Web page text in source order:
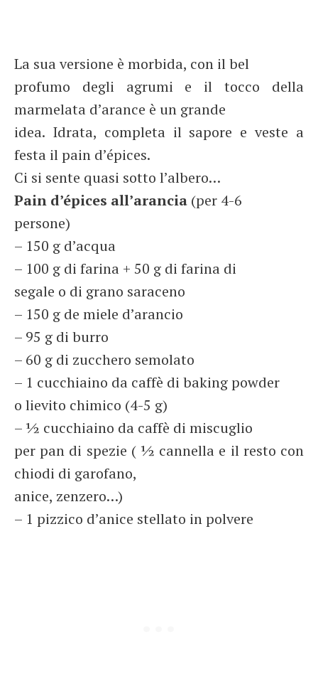
La sua versione è morbida, con il bel
profumo degli agrumi e il tocco della
marmelata d’arance è un grande
idea. Idrata, completa il sapore e veste a
festa il pain d’épices.
Ci si sente quasi sotto l’albero…
Pain d’épices all’arancia (per 4-6
persone)
– 150 g d’acqua
– 100 g di farina + 50 g di farina di
segale o di grano saraceno
– 150 g de miele d’arancio
– 95 g di burro
– 60 g di zucchero semolato
– 1 cucchiaino da caffè di baking powder
o lievito chimico (4-5 g)
– ½ cucchiaino da caffè di miscuglio
per pan di spezie ( ½ cannella e il resto con
chiodi di garofano,
anice, zenzero…)
– 1 pizzico d’anice stellato in polvere